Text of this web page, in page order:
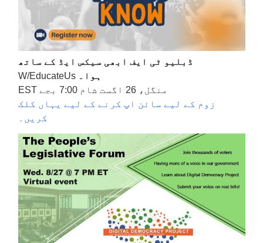
ڈبلیو ٹی ایف ابھی سیکس ایڈ کے ساتھ
ہوا۔ W/EducateUs
منگل، 26 اگست شام 7:00 بجے EST
زوم کے لیے سائن اپ کرنے کے لیے یہاں کلک
کریں۔